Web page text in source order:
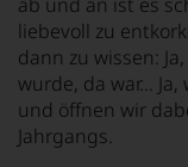
ab und an ist es
liebevoll zu
dann zu wissen:
wurde, da war… Ja,
und öffnen wir
Jahrgangs.